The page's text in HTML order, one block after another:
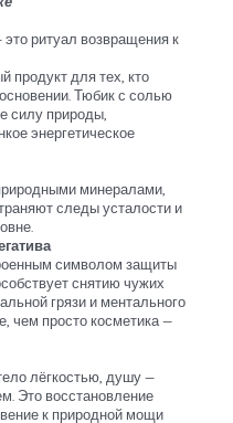
ритуал возвращения к
продукт для тех, кто
Тюбик с солью
силу природы,
энергетическое
минералами,
следы усталости и
символом защиты
снятию чужих
грязи и ментального
чем просто косметика —
лёгкостью, душу —
Это восстановление
к природной мощи